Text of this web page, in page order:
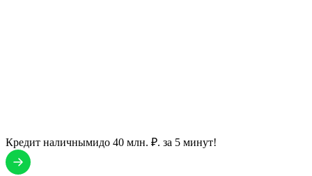
Кредит наличнымидо 40 млн. ₽. за 5 минут!